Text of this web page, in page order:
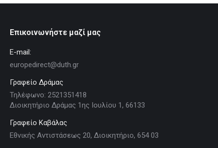
Επικοινωνήστε μαζί μας
E-mail:
europedirect@duth.gr
Γραφείο Δράμας
Τηλέφωνο: 2521351418
Διοικητήριο Δράμας 1ης Ιουλίου 1, 66133
Γραφείο Καβάλας
Εθνικής Αντιστάσεως 20, Διοικητήριο, 654 03